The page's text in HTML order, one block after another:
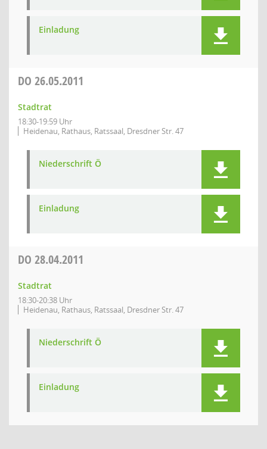
Einladung
DO 26.05.2011
Stadtrat
18:30-19:59 Uhr
Heidenau, Rathaus, Ratssaal, Dresdner Str. 47
Niederschrift Ö
Einladung
DO 28.04.2011
Stadtrat
18:30-20:38 Uhr
Heidenau, Rathaus, Ratssaal, Dresdner Str. 47
Niederschrift Ö
Einladung